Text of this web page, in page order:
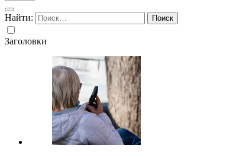
Найти:
Заголовки